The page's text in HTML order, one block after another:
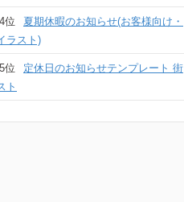
4位
夏期休暇のお知らせ(お客様向け・
ラスト)
5位
定休日のお知らせテンプレート 街
ト